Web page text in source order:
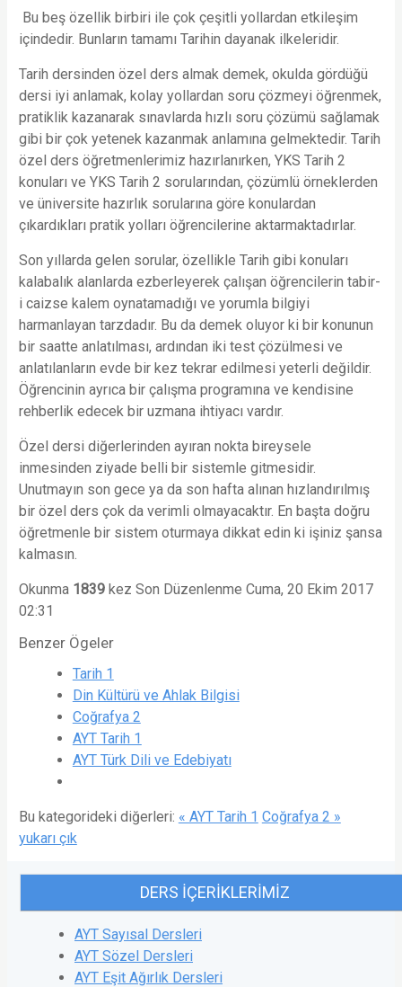
Bu beş özellik birbiri ile çok çeşitli yollardan etkileşim
içindedir. Bunların tamamı Tarihin dayanak ilkeleridir.
Tarih dersinden özel ders almak demek, okulda gördüğü
dersi iyi anlamak, kolay yollardan soru çözmeyi öğrenmek,
pratiklik kazanarak sınavlarda hızlı soru çözümü sağlamak
gibi bir çok yetenek kazanmak anlamına gelmektedir. Tarih
özel ders öğretmenlerimiz hazırlanırken, YKS Tarih 2
konuları ve YKS Tarih 2 sorularından, çözümlü örneklerden
ve üniversite hazırlık sorularına göre konulardan
çıkardıkları pratik yolları öğrencilerine aktarmaktadırlar.
Son yıllarda gelen sorular, özellikle Tarih gibi konuları
kalabalık alanlarda ezberleyerek çalışan öğrencilerin tabir-
i caizse kalem oynatamadığı ve yorumla bilgiyi
harmanlayan tarzdadır. Bu da demek oluyor ki bir konunun
bir saatte anlatılması, ardından iki test çözülmesi ve
anlatılanların evde bir kez tekrar edilmesi yeterli değildir.
Öğrencinin ayrıca bir çalışma programına ve kendisine
rehberlik edecek bir uzmana ihtiyacı vardır.
Özel dersi diğerlerinden ayıran nokta bireysele
inmesinden ziyade belli bir sistemle gitmesidir.
Unutmayın son gece ya da son hafta alınan hızlandırılmış
bir özel ders çok da verimli olmayacaktır. En başta doğru
öğretmenle bir sistem oturmaya dikkat edin ki işiniz şansa
kalmasın.
Okunma 1839kez Son Düzenlenme Cuma, 20 Ekim 2017
02:31
Benzer Ögeler
Tarih 1
Din Kültürü ve Ahlak Bilgisi
Coğrafya 2
AYT Tarih 1
AYT Türk Dili ve Edebiyatı
Bu kategorideki diğerleri: « AYT Tarih 1 Coğrafya 2 »
yukarı çık
DERS İÇERIKLERIMIZ
AYT Sayısal Dersleri
AYT Sözel Dersleri
AYT Eşit Ağırlık Dersleri